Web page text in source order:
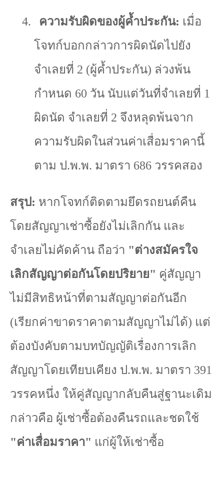
4. ความรับผิดของผู้ค้ำประกัน: เมื่อ
โจทก์บอกกล่าวการผิดนัดไปยัง
จำเลยที่ 2 (ผู้ค้ำประกัน) ล่วงพ้น
กำหนด 60 วัน นับแต่วันที่จำเลยที่ 1
ผิดนัด จำเลยที่ 2 จึงหลุดพ้นจาก
ความรับผิดในส่วนค่าเสื่อมราคานี้
ตาม ป.พ.พ. มาตรา 686 วรรคสอง
สรุป: หากโจทก์ติดตามยึดรถยนต์คืน
โดยสัญญาเช่าซื้อยังไม่เลิกกัน และ
จำเลยไม่คัดค้าน ถือว่า "ต่างสมัครใจ
เลิกสัญญาต่อกันโดยปริยาย" คู่สัญญา
ไม่มีสิทธิหน้าที่ตามสัญญาต่อกันอีก
(เรียกค่าขาดราคาตามสัญญาไม่ได้) แต่
ต้องบังคับตามบทบัญญัติเรื่องการเลิก
สัญญาโดยเทียบเคียง ป.พ.พ. มาตรา 391
วรรคหนึ่ง ให้คู่สัญญากลับคืนสู่ฐานะเดิม
กล่าวคือ ผู้เช่าซื้อต้องคืนรถและชดใช้
"ค่าเสื่อมราคา" แก่ผู้ให้เช่าซื้อ